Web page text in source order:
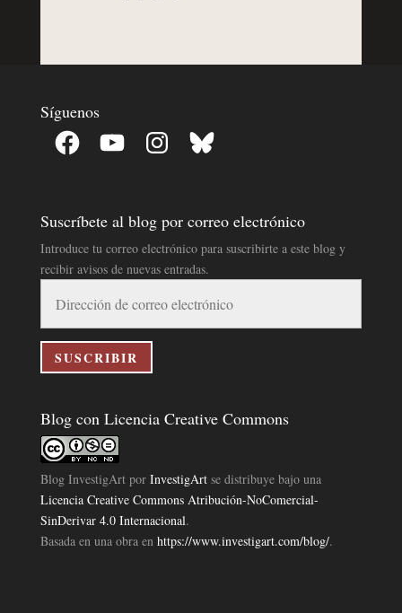
Síguenos
Facebook YouTube InstagramBluesky
Suscríbete al blog por correo electrónico
Introduce tu correo electrónico para suscribirte a este blog y
recibir avisos de nuevas entradas.
correo
electrónico
SUSCRIBIR
Blog con Licencia Creative Commons
Blog InvestigArtpor InvestigArtse distribuye bajo una
Licencia Creative Commons Atribución-NoComercial-
SinDerivar 4.0 Internacional.
Basada en una obra en https://www.investigart.com/blog/.